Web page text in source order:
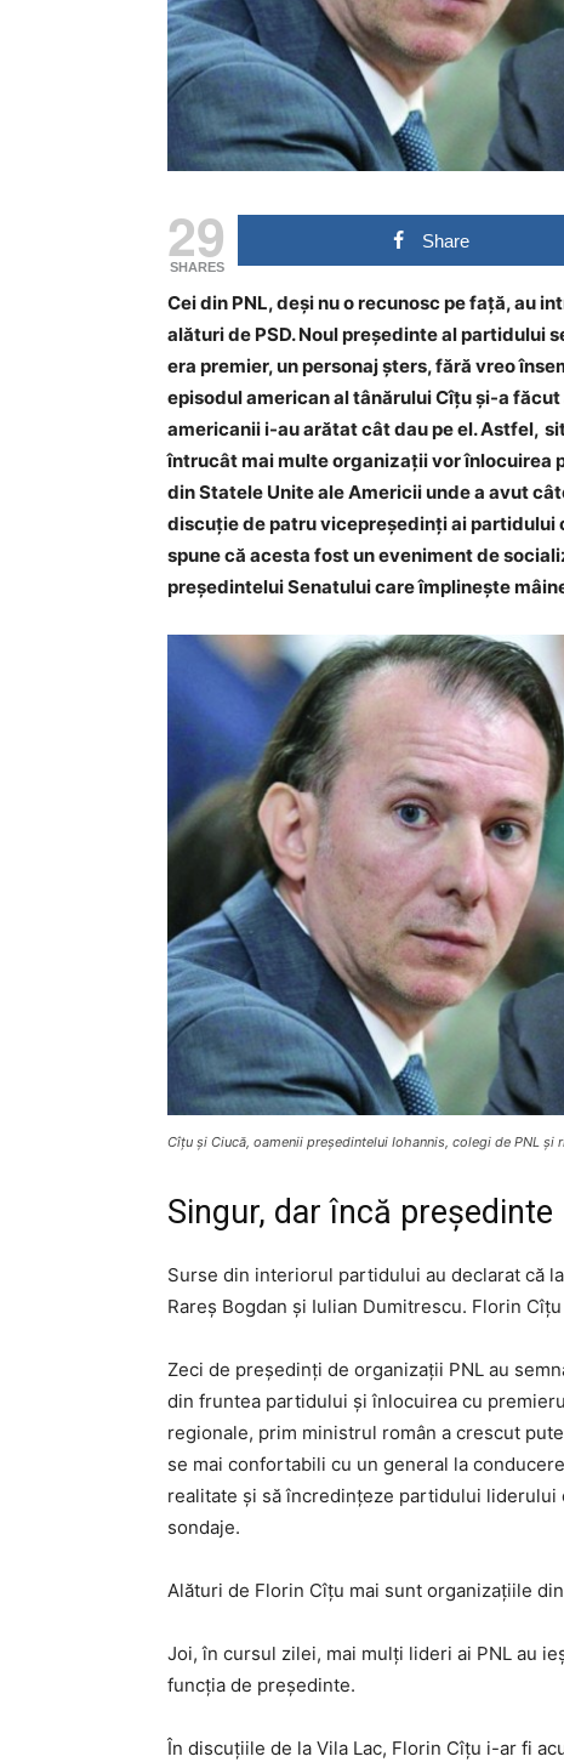
29
SHARES
Share
Cei din PNL, deși nu o recunosc pe față, au
alături de PSD. Noul președinte al partidului
era premier, un personaj șters, fără vreo
episodul american al tânărului Cîțu și-a
americanii i-au arătat cât dau pe el. Astfel,
întrucât mai multe organizații vor înlocuirea
din Statele Unite ale Americii unde a avut
discuție de patru vicepreședinți ai partidului
spune că acesta fost un eveniment de
președintelui Senatului care împlinește
Cîțu și Ciucă, oamenii președintelui Iohannis, colegi de PNL și
Singur, dar încă președinte
Surse din interiorul partidului au declarat că
Rareș Bogdan și Iulian Dumitrescu. Florin
Zeci de președinți de organizații PNL au
din fruntea partidului și înlocuirea cu
regionale, prim ministrul român a crescut
se mai confortabili cu un general la
realitate și să încredințeze partidului
sondaje.
Alături de Florin Cîțu mai sunt organizațiile
Joi, în cursul zilei, mai mulți lideri ai PNL au
funcția de președinte.
În discuțiile de la Vila Lac, Florin Cîțu i-ar fi